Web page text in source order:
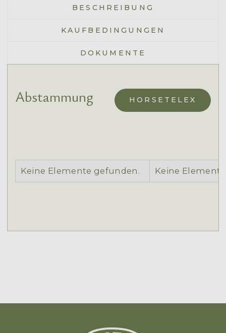
BESCHREIBUNG
KAUFBEDINGUNGEN
DOKUMENTE
Abstammung HORSETELEX
Keine Elemente gefunden. Keine